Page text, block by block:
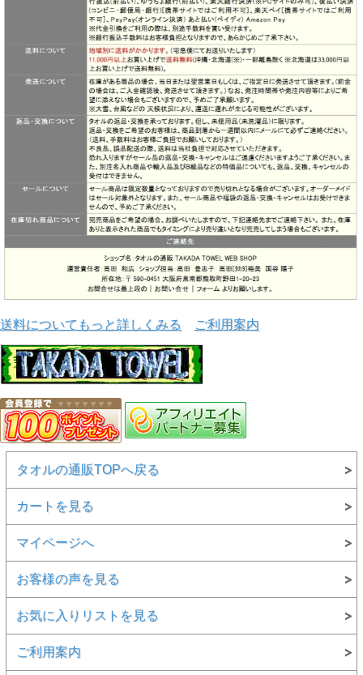
送料についてもっと詳しくみる ご利用案内
タオルの通販TOPへ戻る
カートを見る
マイページへ
お客様の声を見る
お気に入りリストを見る
ご利用案内